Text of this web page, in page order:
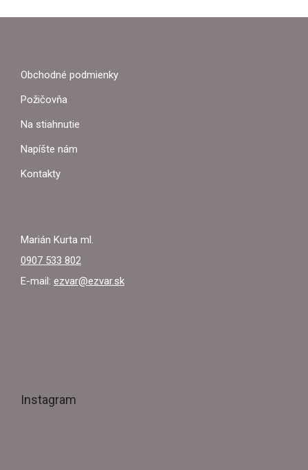
Z
Obchodné podmienky
Požičovňa
Na stiahnutie
Napíšte nám
Kontakty
Marián Kurta ml.
0907 533 802
E-mail: ezvar@ezvar.sk
Instagram